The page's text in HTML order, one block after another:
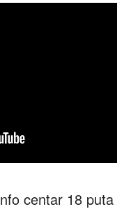
centar 18 puta